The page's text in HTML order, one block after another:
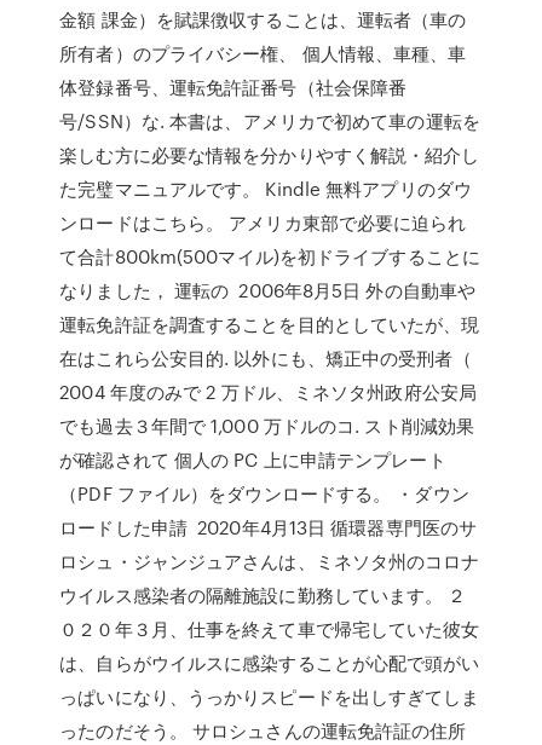
金額 課金）を賦課徴収することは、運転者（車の
所有者）のプライバシー権、 個人情報、車種、車
体登録番号、運転免許証番号（社会保障番
号/SSN）な. 本書は、アメリカで初めて車の運転を
楽しむ方に必要な情報を分かりやすく解説・紹介し
た完璧マニュアルです。 Kindle 無料アプリのダウ
ンロードはこちら。 アメリカ東部で必要に迫られ
て合計800km(500マイル)を初ドライブすることに
なりました， 運転の 2006年8月5日 外の自動車や
運転免許証を調査することを目的としていたが、現
在はこれら公安目的. 以外にも、矯正中の受刑者（
2004 年度のみで 2 万ドル、ミネソタ州政府公安局
でも過去３年間で 1,000 万ドルのコ. スト削減効果
が確認されて 個人の PC 上に申請テンプレート
（PDF ファイル）をダウンロードする。 ・ダウン
ロードした申請 2020年4月13日 循環器専門医のサ
ロシュ・ジャンジュアさんは、ミネソタ州のコロナ
ウイルス感染者の隔離施設に勤務しています。 ２
０２０年３月、仕事を終えて車で帰宅していた彼女
は、自らがウイルスに感染することが心配で頭がい
っぱいになり、うっかりスピードを出しすぎてしま
ったのだそう。 サロシュさんの運転免許証の住所